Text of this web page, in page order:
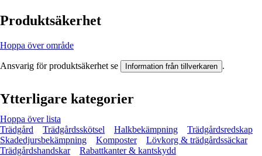
Produktsäkerhet
Hoppa över område
Ansvarig för produktsäkerhet se Information från tillverkaren .
Ytterligare kategorier
Hoppa över lista
Trädgård
Trädgårdsskötsel Halkbekämpning
Trädgårdsredskap
Skadedjursbekämpning
Komposter
Lövkorg & trädgårdssäckar
Trädgårdshandskar
Rabattkanter & kantskydd